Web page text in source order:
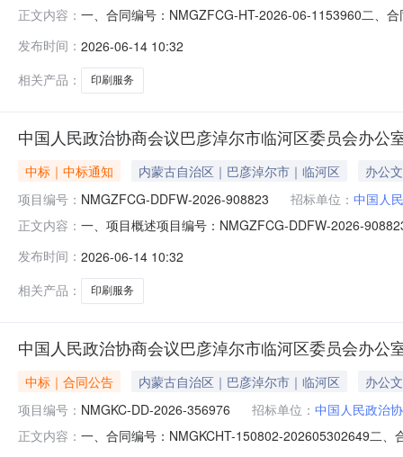
正文内容： 一、合同编号：NMGZFCG-HT-2026-06-1153960二、
委员会办公室地址：内蒙古自治区_巴彦淖尔市_临河区
发布时间： 2026-06-14 10:32
相关产品：
印刷服务
中国人民政治协商会议巴彦淖尔市临河区委员会办公
中标｜中标通知 内蒙古自治区｜巴彦淖尔市｜临河区
办公
项目编号： NMGZFCG-DDFW-2026-908823 招标单位： 中国人
正文内容： 一、项目概述项目编号：NMGZFCG-DDFW-2026-
书编号：临政采计划[2026]01229采购方式：电子卖场（
发布时间： 2026-06-14 10:32
相关产品：
印刷服务
中国人民政治协商会议巴彦淖尔市临河区委员会办公
中标｜合同公告 内蒙古自治区｜巴彦淖尔市｜临河区
办公
项目编号： NMGKC-DD-2026-356976 招标单位： 中国人民政治
正文内容： 一、合同编号：NMGKCHT-150802-202605302649二